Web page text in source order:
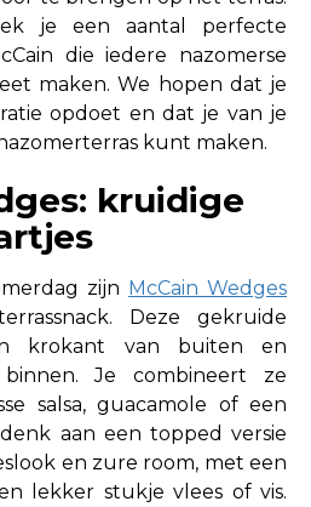
je een aantal perfecte
die iedere nazomerse
maken. We hopen dat je
opdoet en dat je van je
kunt maken.
kruidige
zijn McCain Wedges
Deze gekruide
krokant van buiten en
Je combineert ze
salsa, guacamole of een
aan een topped versie
en zure room, met een
lekker stukje vlees of vis.